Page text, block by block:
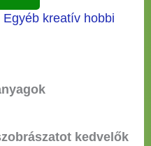
Egyéb kreatív hobbi
kedvelők